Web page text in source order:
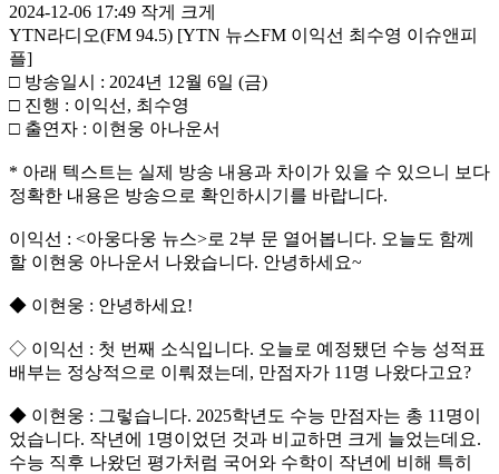
2024-12-06 17:49 작게
크게
YTN라디오(FM 94.5) [YTN 뉴스FM 이익선 최수영 이슈앤피
플]
□ 방송일시 : 2024년 12월 6일 (금)
□ 진행 : 이익선, 최수영
□ 출연자 : 이현웅 아나운서
* 아래 텍스트는 실제 방송 내용과 차이가 있을 수 있으니 보다
정확한 내용은 방송으로 확인하시기를 바랍니다.
이익선 : <아웅다웅 뉴스>로 2부 문 열어봅니다. 오늘도 함께
할 이현웅 아나운서 나왔습니다. 안녕하세요~
◆ 이현웅 : 안녕하세요!
◇ 이익선 : 첫 번째 소식입니다. 오늘로 예정됐던 수능 성적표
배부는 정상적으로 이뤄졌는데, 만점자가 11명 나왔다고요?
◆ 이현웅 : 그렇습니다. 2025학년도 수능 만점자는 총 11명이
었습니다. 작년에 1명이었던 것과 비교하면 크게 늘었는데요.
수능 직후 나왔던 평가처럼 국어와 수학이 작년에 비해 특히